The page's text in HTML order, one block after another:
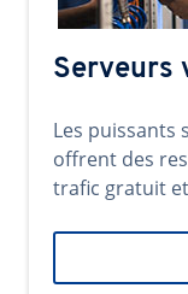
Serveurs
Les puissants
offrent des
trafic gratuit